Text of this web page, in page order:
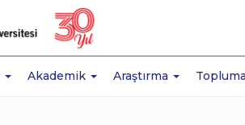
Akademik Araştırma